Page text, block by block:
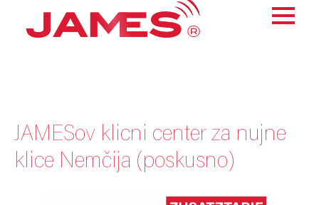
JAMESov klicni center za nujne
klice Nemčija (poskusno)